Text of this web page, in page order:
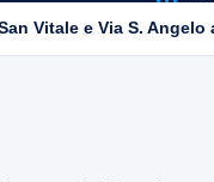
Vitale e Via S.